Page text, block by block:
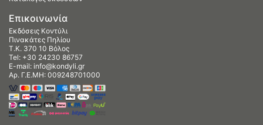
Επικοινωνία
Εκδόσεις Κοντύλι
Πινακάτες Πηλίου
Τ.Κ. 370 10 Βόλος
Tel: +30 24230 86757
E-mail: info@kondyli.gr
Αρ. Γ.Ε.ΜΗ: 009248701000